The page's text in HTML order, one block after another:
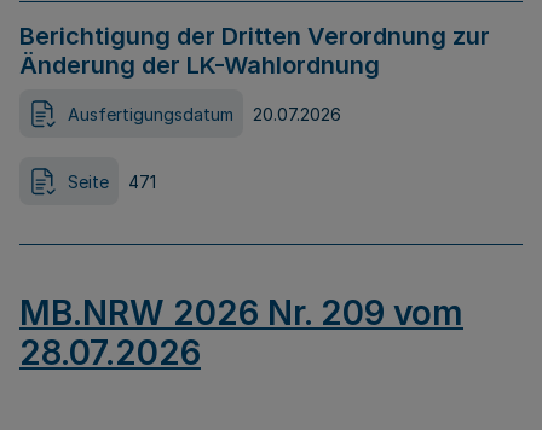
Berichtigung der Dritten Verordnung zur
Änderung der LK-Wahlordnung
Ausfertigungsdatum 20.07.2026
Seite 471
MB.NRW 2026 Nr. 209 vom
28.07.2026